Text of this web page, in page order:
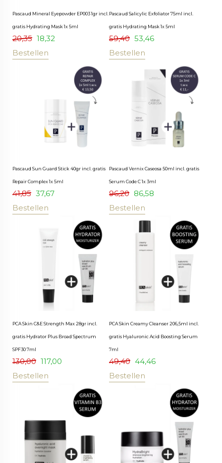
Pascaud Mineral Eyepowder EP003 1gr incl.
gratis Hydrating Mask 1x 5ml
20,35 18,32
Bestellen
Pascaud Salicylic Exfoliator 75ml incl.
gratis Hydrating Mask 1x 5ml
59,40 53,46
Bestellen
Pascaud Sun Guard Stick 40gr incl. gratis
Repair Complex 1x 5ml
41,85 37,67
Bestellen
Pascaud Vernix Caseosa 50ml incl. gratis
Serum Code C 1x 3ml
96,20 86,58
Bestellen
PCA Skin C&E Strength Max 28gr incl.
gratis Hydrator Plus Broad Spectrum
SPF30 7ml
130,00 117,00
Bestellen
PCA Skin Creamy Cleanser 206,5ml incl.
gratis Hyaluronic Acid Boosting Serum
7ml
49,40 44,46
Bestellen